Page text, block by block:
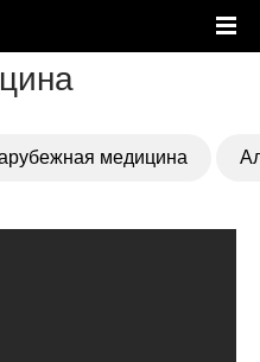
медицина